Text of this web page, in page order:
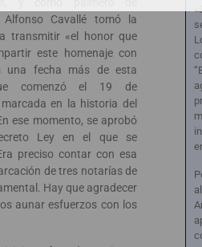
Alfonso Cavallé tomó la
transmitir «el honor que
este homenaje con
una fecha más de esta
comenzó el 19 de
en la historia del
ese momento, se aprobó
Ley en el que se
preciso contar con esa
de tres notarías de
Hay que agradecer
aunar esfuerzos con los